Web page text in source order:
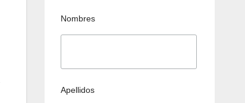
Nombres
Apellidos